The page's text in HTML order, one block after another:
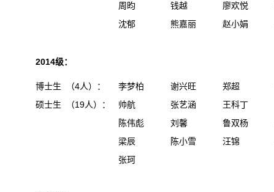
周昀
钱越 廖欢悦
沈郁
熊嘉丽 赵小娟
2014级：
博士生 （4人）： 李梦柏 谢兴旺 郑超
硕士生 （19人）：
帅航 张艺涵 王科丁
陈伟彪
刘馨 鲁双杨
梁辰
陈小雪 汪锦
张珂